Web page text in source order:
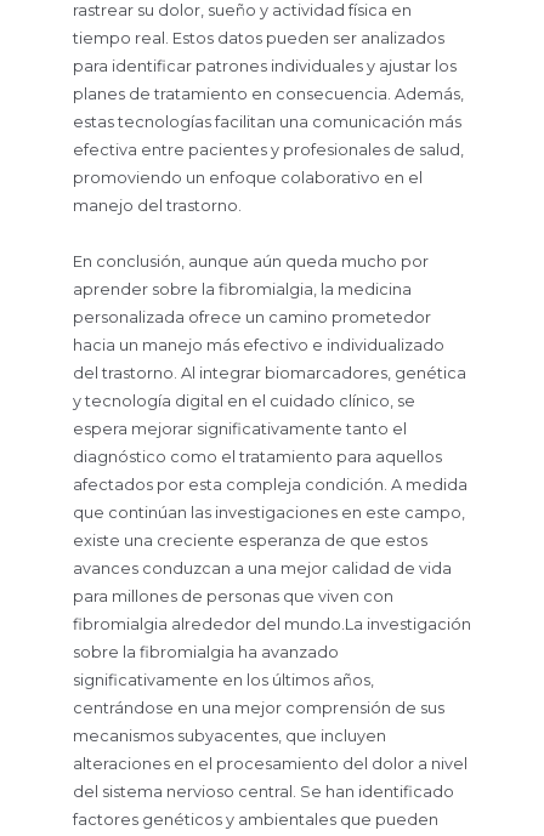
rastrear su dolor, sueño y actividad física en
tiempo real. Estos datos pueden ser analizados
para identificar patrones individuales y ajustar los
planes de tratamiento en consecuencia. Además,
estas tecnologías facilitan una comunicación más
efectiva entre pacientes y profesionales de salud,
promoviendo un enfoque colaborativo en el
manejo del trastorno.
En conclusión, aunque aún queda mucho por
aprender sobre la fibromialgia, la medicina
personalizada ofrece un camino prometedor
hacia un manejo más efectivo e individualizado
del trastorno. Al integrar biomarcadores, genética
y tecnología digital en el cuidado clínico, se
espera mejorar significativamente tanto el
diagnóstico como el tratamiento para aquellos
afectados por esta compleja condición. A medida
que continúan las investigaciones en este campo,
existe una creciente esperanza de que estos
avances conduzcan a una mejor calidad de vida
para millones de personas que viven con
fibromialgia alrededor del mundo.La investigación
sobre la fibromialgia ha avanzado
significativamente en los últimos años,
centrándose en una mejor comprensión de sus
mecanismos subyacentes, que incluyen
alteraciones en el procesamiento del dolor a nivel
del sistema nervioso central. Se han identificado
factores genéticos y ambientales que pueden